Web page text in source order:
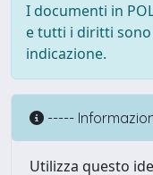
I documenti in
e tutti i diritti
indicazione.
-----
Utilizza questo